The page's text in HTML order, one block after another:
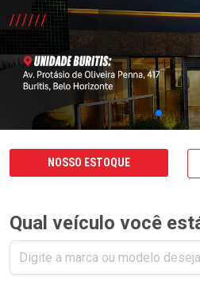
NOSSO ESTOQUE
Qual veículo você